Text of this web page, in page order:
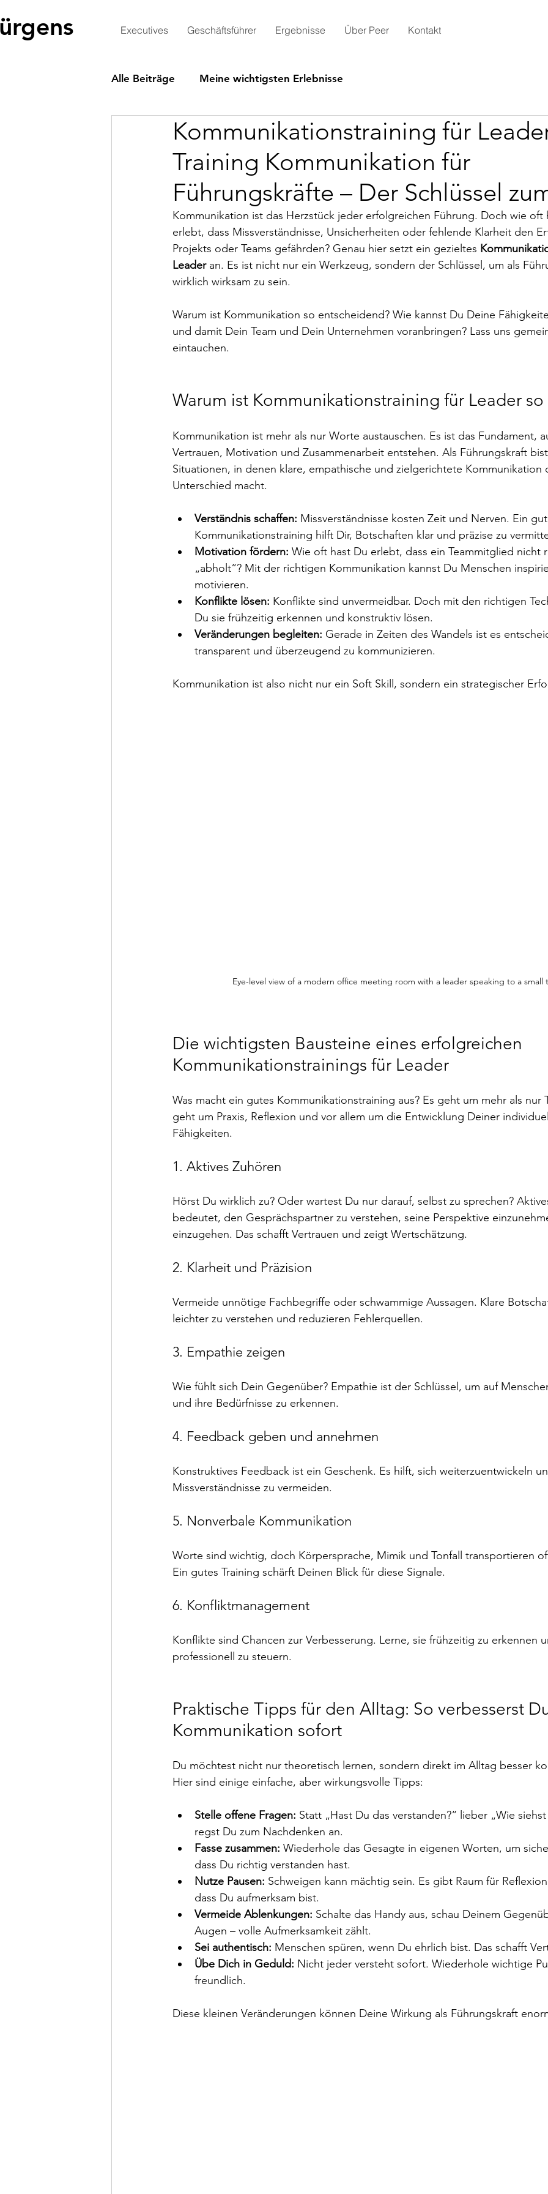
Executives Geschäftsführer Ergebnisse Über Peer Kontakt
Alle Beiträge Meine wichtigsten Erlebnisse
Kommunikationstraining für
Training Kommunikation für
Führungskräfte – Der Schlüssel
Kommunikation ist das Herzstück jeder erfolgreichen Führung. Doch wie
erlebt, dass Missverständnisse, Unsicherheiten oder fehlende Klarheit den
Projekts oder Teams gefährden? Genau hier setzt ein gezieltes
Leader an. Es ist nicht nur ein Werkzeug, sondern der Schlüssel, um als
wirklich wirksam zu sein.
Warum ist Kommunikation so entscheidend? Wie kannst Du Deine
und damit Dein Team und Dein Unternehmen voranbringen? Lass uns
eintauchen.
Warum ist Kommunikationstraining für Leader
Kommunikation ist mehr als nur Worte austauschen. Es ist das Fundament,
Vertrauen, Motivation und Zusammenarbeit entstehen. Als Führungskraft
Situationen, in denen klare, empathische und zielgerichtete Kommunikation
Unterschied macht.
Verständnis schaffen: Missverständnisse kosten Zeit und Nerven. Ein
Kommunikationstraining hilft Dir, Botschaften klar und präzise zu
Motivation fördern: Wie oft hast Du erlebt, dass ein Teammitglied nicht
„abholt“? Mit der richtigen Kommunikation kannst Du Menschen
motivieren.
Konflikte lösen: Konflikte sind unvermeidbar. Doch mit den richtigen
Du sie frühzeitig erkennen und konstruktiv lösen.
Veränderungen begleiten: Gerade in Zeiten des Wandels ist es
transparent und überzeugend zu kommunizieren.
Kommunikation ist also nicht nur ein Soft Skill, sondern ein strategischer
Eye-level view of a modern office meeting room with a leader speaking to a small
Die wichtigsten Bausteine eines erfolgreichen
Kommunikationstrainings für Leader
Was macht ein gutes Kommunikationstraining aus? Es geht um mehr als nur
geht um Praxis, Reflexion und vor allem um die Entwicklung Deiner
Fähigkeiten.
1. Aktives Zuhören
Hörst Du wirklich zu? Oder wartest Du nur darauf, selbst zu sprechen?
bedeutet, den Gesprächspartner zu verstehen, seine Perspektive
einzugehen. Das schafft Vertrauen und zeigt Wertschätzung.
2. Klarheit und Präzision
Vermeide unnötige Fachbegriffe oder schwammige Aussagen. Klare
leichter zu verstehen und reduzieren Fehlerquellen.
3. Empathie zeigen
Wie fühlt sich Dein Gegenüber? Empathie ist der Schlüssel, um auf
und ihre Bedürfnisse zu erkennen.
4. Feedback geben und annehmen
Konstruktives Feedback ist ein Geschenk. Es hilft, sich weiterzuentwickeln
Missverständnisse zu vermeiden.
5. Nonverbale Kommunikation
Worte sind wichtig, doch Körpersprache, Mimik und Tonfall transportieren
Ein gutes Training schärft Deinen Blick für diese Signale.
6. Konfliktmanagement
Konflikte sind Chancen zur Verbesserung. Lerne, sie frühzeitig zu erkennen
professionell zu steuern.
Praktische Tipps für den Alltag: So verbesserst
Kommunikation sofort
Du möchtest nicht nur theoretisch lernen, sondern direkt im Alltag besser
Hier sind einige einfache, aber wirkungsvolle Tipps:
Stelle offene Fragen: Statt „Hast Du das verstanden?“ lieber „Wie
regst Du zum Nachdenken an.
Fasse zusammen: Wiederhole das Gesagte in eigenen Worten, um
dass Du richtig verstanden hast.
Nutze Pausen: Schweigen kann mächtig sein. Es gibt Raum für
dass Du aufmerksam bist.
Vermeide Ablenkungen: Schalte das Handy aus, schau Deinem
Augen – volle Aufmerksamkeit zählt.
Sei authentisch: Menschen spüren, wenn Du ehrlich bist. Das schafft
Übe Dich in Geduld: Nicht jeder versteht sofort. Wiederhole wichtige
freundlich.
Diese kleinen Veränderungen können Deine Wirkung als Führungskraft